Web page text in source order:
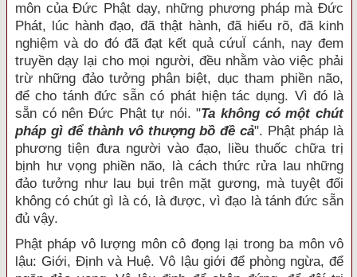
môn của Đức Phật dạy, những phương pháp mà Đức
Phát, lúc hành đạo, đã thật hành, đã hiểu rõ, đã kinh
nghiệm và do đó đã đạt kết quả cứuÏ cánh, nay đem
truyền dạy lại cho mọi người, đều nhằm vào việc phải
trừ những đảo tưởng phân biệt, dục tham phiền não,
để cho tánh đức sẵn có phát hiện tác dụng. Vì đó là
sẵn có nên Đức Phật tự nói. "Ta không có một chút
pháp gì để thành vô thượng bồ đề cả". Phật pháp là
phương tiện đưa người vào đạo, liều thuốc chữa trị
bịnh hư vọng phiền não, là cách thức rửa lau những
đảo tưởng như lau bụi trên mặt gương, mà tuyệt đối
không có chút gì là có, là được, vì đạo là tánh đức sẵn
đủ vậy.
Phật pháp vô lượng môn cô đọng lại trong ba môn vô
lậu: Giới, Định và Huệ. Vô lậu giới để phòng ngừa, để